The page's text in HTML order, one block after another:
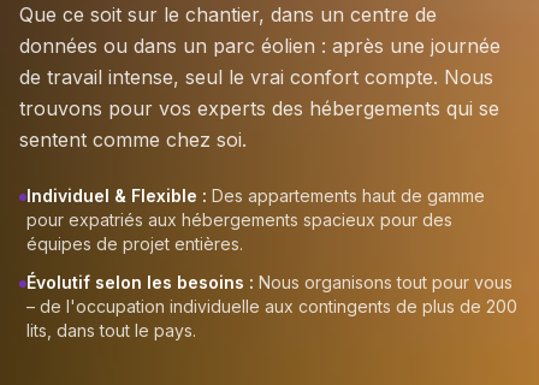
Que ce soit sur le chantier, dans un centre de
données ou dans un parc éolien : après une journée
de travail intense, seul le vrai confort compte. Nous
trouvons pour vos experts des hébergements qui se
sentent comme chez soi.
Individuel & Flexible : Des appartements haut de gamme
pour expatriés aux hébergements spacieux pour des
équipes de projet entières.
Évolutif selon les besoins : Nous organisons tout pour vous
– de l'occupation individuelle aux contingents de plus de 200
lits, dans tout le pays.